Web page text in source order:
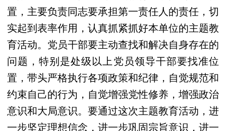
置，主要负责同志要承担第一责任人的责任，切
实起到表率作用，认真抓紧抓好本单位的主题教
育活动。党员干部要主动查找和解决自身存在的
问题，特别是处级以上党员领导干部要找准位
置，带头严格执行各项政策和纪律，自觉规范和
约束自己的行为，自觉增强党性修养，增强政治
意识和大局意识。要通过这次主题教育活动，进
一步坚定理想信念，进一步巩固宗旨意识，进一